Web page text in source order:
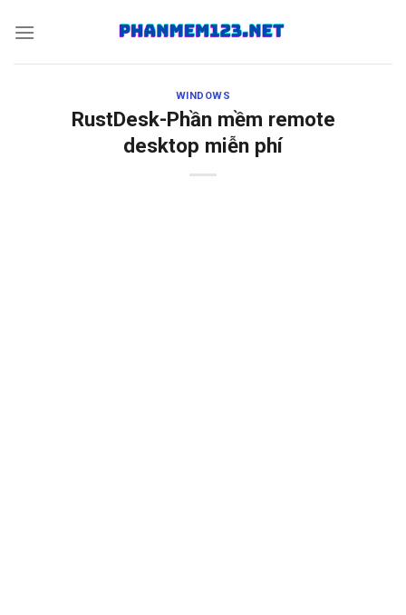
WINDOWS
RustDesk-Phần mềm remote
desktop miễn phí